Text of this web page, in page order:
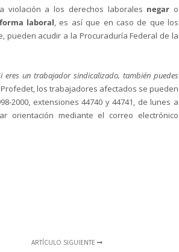
violación a los derechos laborales negar o
laboral, es así que en caso de que los
acudir a la Procuraduría Federal de la
eres un trabajador sindicalizado, también puedes
los trabajadores afectados se pueden
2000, extensiones 44740 y 44741, de lunes a
orientación mediante el correo electrónico
ARTÍCULO SIGUIENTE